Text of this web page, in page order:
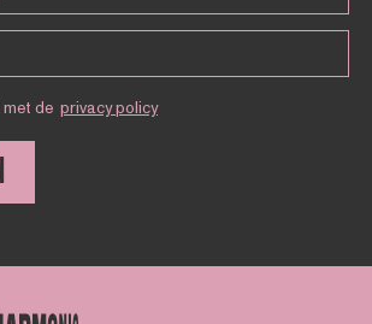
de privacy policy